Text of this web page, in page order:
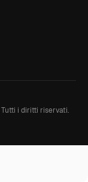
Tutti i diritti riservati.